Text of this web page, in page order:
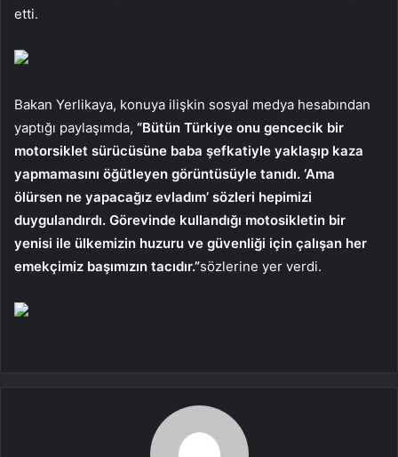
etti.
Bakan Yerlikaya, konuya ilişkin sosyal medya hesabından
yaptığı paylaşımda, “Bütün Türkiye onu gencecik bir
motorsiklet sürücüsüne baba şefkatiyle yaklaşıp kaza
yapmamasını öğütleyen görüntüsüyle tanıdı. ‘Ama
ölürsen ne yapacağız evladım’ sözleri hepimizi
duygulandırdı. Görevinde kullandığı motosikletin bir
yenisi ile ülkemizin huzuru ve güvenliği için çalışan her
emekçimiz başımızın tacıdır.”sözlerine yer verdi.